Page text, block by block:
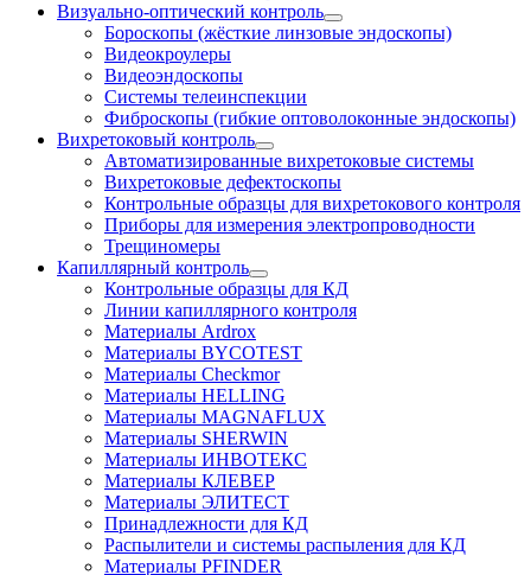
Визуально-оптический контроль
Бороскопы (жёсткие линзовые эндоскопы)
Видеокроулеры
Видеоэндоскопы
Системы телеинспекции
Фиброскопы (гибкие оптоволоконные эндоскопы)
Вихретоковый контроль
Автоматизированные вихретоковые системы
Вихретоковые дефектоскопы
Контрольные образцы для вихретокового контроля
Приборы для измерения электропроводности
Трещиномеры
Капиллярный контроль
Контрольные образцы для КД
Линии капиллярного контроля
Материалы Ardrox
Материалы BYCOTEST
Материалы Checkmor
Материалы HELLING
Материалы MAGNAFLUX
Материалы SHERWIN
Материалы ИНВОТЕКС
Материалы КЛЕВЕР
Материалы ЭЛИТЕСТ
Принадлежности для КД
Распылители и системы распыления для КД
Материалы PFINDER